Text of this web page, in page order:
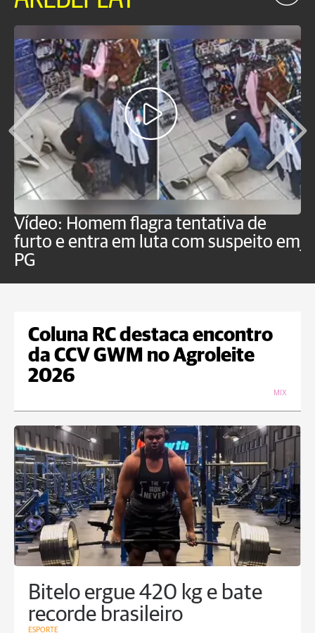
Vídeo: Homem flagra tentativa de
furto e entra em luta com suspeito em
PG
Coluna RC destaca encontro
da CCV GWM no Agroleite
2026
MIX
Bitelo ergue 420 kg e bate
recorde brasileiro
ESPORTE